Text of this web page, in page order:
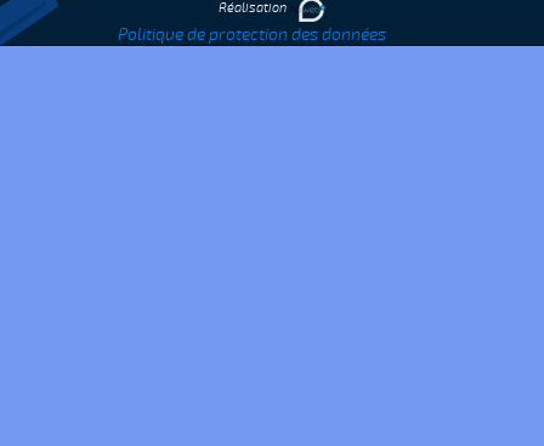
Politique de protection des données
Réalisation